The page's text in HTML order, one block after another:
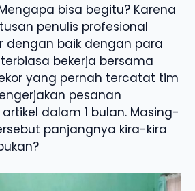
bisa begitu? Karena
penulis profesional
dengan baik dengan para
bekerja bersama
yang pernah tercatat tim
pesanan
artikel dalam 1 bulan. Masing-
panjangnya kira-kira